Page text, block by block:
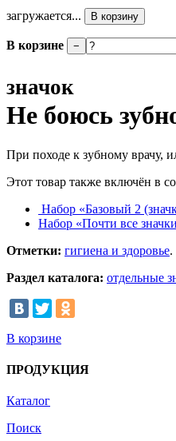
загружается... В корзину
В корзине −
значок
Не боюсь
При походе к зубному врачу,
Этот товар также включён в
Набор «Базовый 2
Набор «Почти все
Отметки: гигиена и здоровье.
Раздел каталога: отдельные
В корзине
ПРОДУКЦИЯ
Каталог
Поиск